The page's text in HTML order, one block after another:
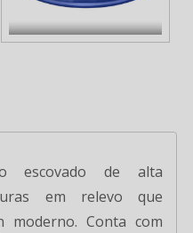
escovado de alta
em relevo que
moderno. Conta com